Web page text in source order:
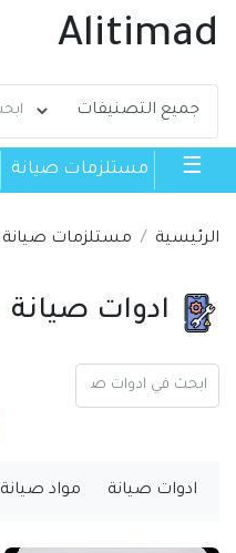
Alitimad
☰ مستلزمات صيانة
الرئيسية مستلزمات صيانة
ادوات صيانة
ادوات صيانة مواد صيانة